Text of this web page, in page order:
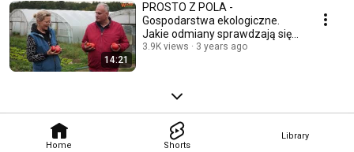
Home Shorts
Library
14:21
PROSTO Z POLA -
Gospodarstwa ekologiczne.
Jakie odmiany sprawdzają się
w tej wymagającej produkcji?
3.9K views 3 years ago